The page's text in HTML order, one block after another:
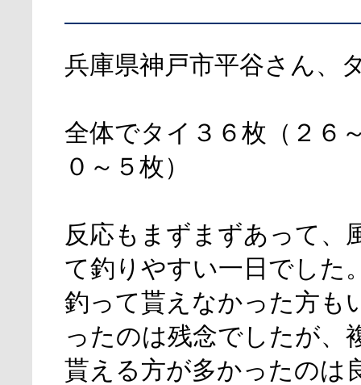
兵庫県神戸市平谷さん、
全体でタイ３６枚（２６
０～５枚）
反応もまずまずあって、
て釣りやすい一日でした
釣って貰えなかった方も
ったのは残念でしたが、
貰える方が多かったのは